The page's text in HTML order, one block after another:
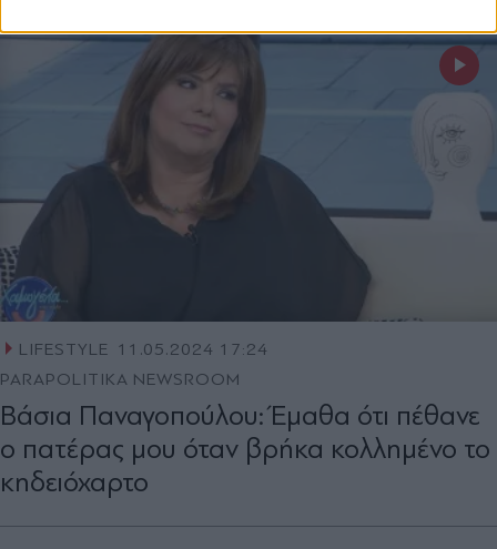
LIFESTYLE 11.05.2024 17:24
PARAPOLITIKA NEWSROOM
Βάσια Παναγοπούλου: Έμαθα ότι πέθανε
ο πατέρας μου όταν βρήκα κολλημένο το
κηδειόχαρτο